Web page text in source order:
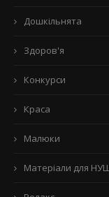
Дошкільнята
Здоров'я
Конкурси
Краса
Малюки
Матеріали для